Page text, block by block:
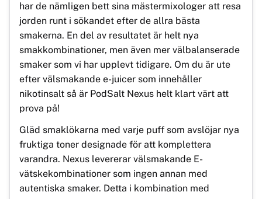
har de nämligen bett sina mästermixologer att resa
jorden runt i sökandet efter de allra bästa
smakerna. En del av resultatet är helt nya
smakkombinationer, men även mer välbalanserade
smaker som vi har upplevt tidigare. Om du är ute
efter välsmakande e-juicer som innehåller
nikotinsalt så är PodSalt Nexus helt klart värt att
prova på!
Gläd smaklökarna med varje puff som avslöjar nya
fruktiga toner designade för att komplettera
varandra. Nexus levererar välsmakande E-
vätskekombinationer som ingen annan med
autentiska smaker. Detta i kombination med